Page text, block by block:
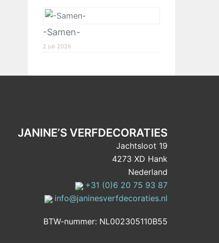
-Samen-
2 juli 2026
JANINE’S VERFDECORATIES
Jachtsloot 19
4273 XD Hank
Nederland
+31 (0)6 20 75 93 87
info@janinesverfdecoraties.nl
BTW-nummer: NL002305110B55